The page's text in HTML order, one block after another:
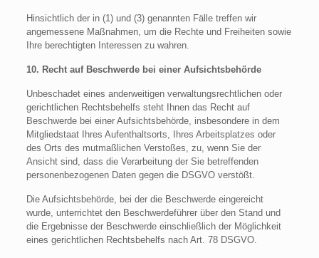
Hinsichtlich der in (1) und (3) genannten Fälle treffen wir
angemessene Maßnahmen, um die Rechte und Freiheiten sowie
Ihre berechtigten Interessen zu wahren.
10. Recht auf Beschwerde bei einer Aufsichtsbehörde
Unbeschadet eines anderweitigen verwaltungsrechtlichen oder
gerichtlichen Rechtsbehelfs steht Ihnen das Recht auf
Beschwerde bei einer Aufsichtsbehörde, insbesondere in dem
Mitgliedstaat Ihres Aufenthaltsorts, Ihres Arbeitsplatzes oder
des Orts des mutmaßlichen Verstoßes, zu, wenn Sie der
Ansicht sind, dass die Verarbeitung der Sie betreffenden
personenbezogenen Daten gegen die DSGVO verstößt.
Die Aufsichtsbehörde, bei der die Beschwerde eingereicht
wurde, unterrichtet den Beschwerdeführer über den Stand und
die Ergebnisse der Beschwerde einschließlich der Möglichkeit
eines gerichtlichen Rechtsbehelfs nach Art. 78 DSGVO.